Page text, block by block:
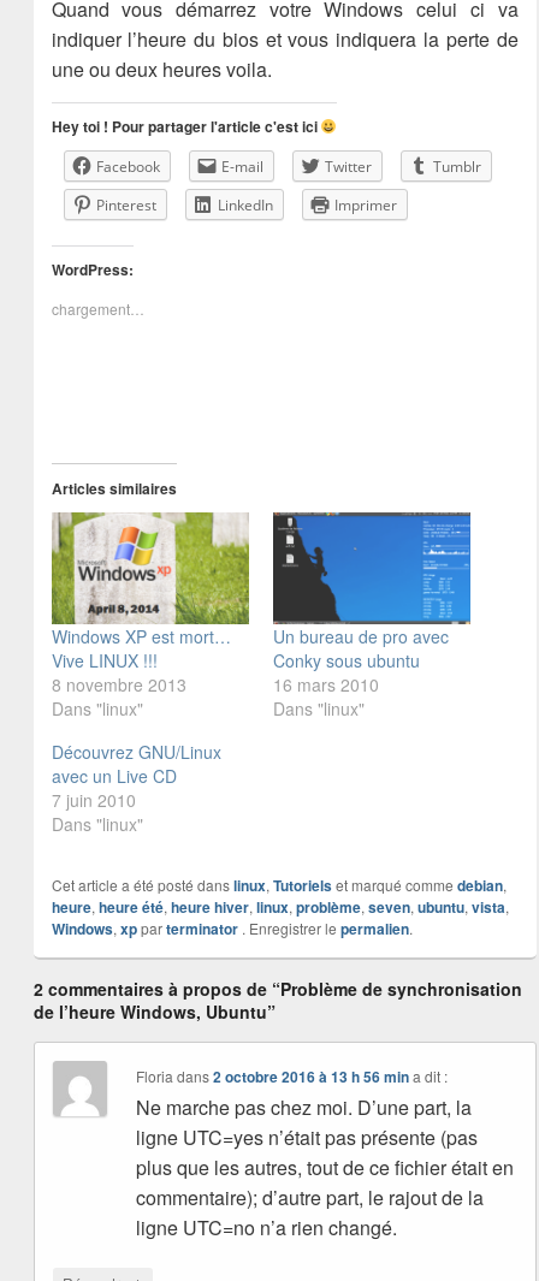
Quand vous démarrez votre Windows celui ci va
indiquer l’heure du bios et vous indiquera la perte de
une ou deux heures voila.
Hey toi ! Pour partager l'article c'est ici
Facebook E-mail Twitter
Tumblr
Pinterest
LinkedIn Imprimer
WordPress:
chargement…
Articles similaires
Windows XP est mort…
Vive LINUX !!!
8 novembre 2013
Dans "linux"
Un bureau de pro avec
Conky sous ubuntu
16 mars 2010
Dans "linux"
Découvrez GNU/Linux
avec un Live CD
7 juin 2010
Dans "linux"
Cet article a été posté danslinux, Tutorielset marqué comme debian,
heure, heure été, heure hiver, linux, problème, seven, ubuntu, vista,
Windows, xpparterminator. Enregistrer le permalien.
2 commentaires à propos de “Problème de synchronisation
de l’heure Windows, Ubuntu”
Floria dans2 octobre 2016 à 13 h 56 mina dit :
Ne marche pas chez moi. D’une part, la
ligne UTC=yes n’était pas présente (pas
plus que les autres, tout de ce fichier était en
commentaire); d’autre part, le rajout de la
ligne UTC=no n’a rien changé.